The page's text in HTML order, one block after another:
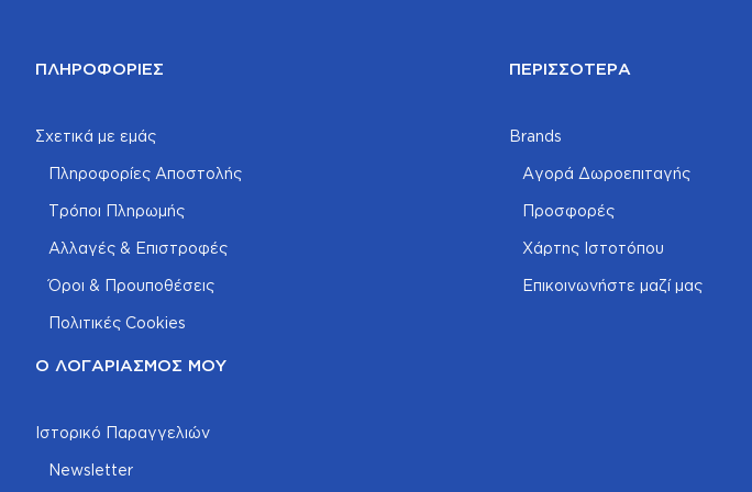
ΠΛΗΡΟΦΟΡΊΕΣ
Σχετικά με εμάς
Πληροφορίες Αποστολής
Τρόποι Πληρωμής
Αλλαγές & Επιστροφές
Όροι & Προυποθέσεις
Πολιτικές Cookies
ΠΕΡΙΣΣΌΤΕΡΑ
Brands
Αγορά Δωροεπιταγής
Προσφορές
Χάρτης Ιστοτόπου
Επικοινωνήστε μαζί μας
Ο ΛΟΓΑΡΙΑΣΜΌΣ ΜΟΥ
Ιστορικό Παραγγελιών
Newsletter